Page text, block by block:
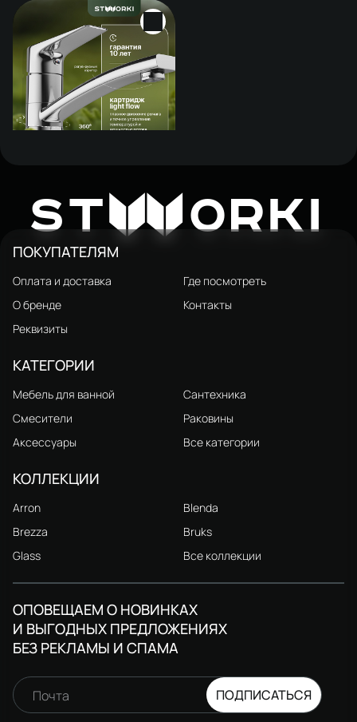
STWORKI Малвик HFMA22000
6 403 ₽
STW ORKI
ПОКУПАТЕЛЯМ
Оплата и доставка
Где посмотреть
О бренде
Контакты
Реквизиты
КАТЕГОРИИ
Мебель для ванной
Сантехника
Смесители
Раковины
Аксессуары
Все категории
КОЛЛЕКЦИИ
Arron
Blenda
Brezza
Bruks
Glass
Все коллекции
ОПОВЕЩАЕМ О НОВИНКАХ
И ВЫГОДНЫХ ПРЕДЛОЖЕНИЯХ
БЕЗ РЕКЛАМЫ И СПАМА
Почта ПОДПИСАТЬСЯ